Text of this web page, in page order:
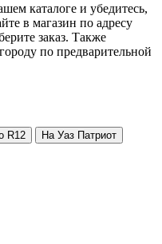
каталоге и убедитесь,
в магазин по адресу
заказ. Также
по предварительной
R12 На Уаз Патриот